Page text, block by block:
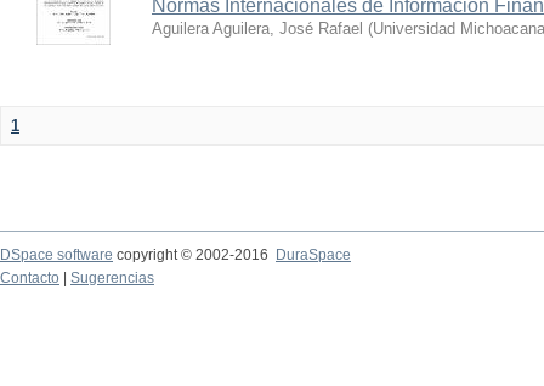
Normas Internacionales de Información
Aguilera Aguilera, José Rafael (Universidad
1
DSpace software copyright © 2002-2016
DuraSpace
Contacto
Sugerencias